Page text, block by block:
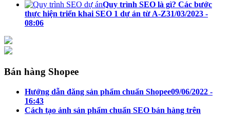
Quy trình SEO là gì? Các bước
thực hiện triển khai SEO 1 dự án từ A-Z31/03/2023 -
08:06
Bán hàng Shopee
Hướng dẫn đăng sản phẩm chuẩn Shopee09/06/2022 -
16:43
Cách tạo ảnh sản phẩm chuẩn SEO bán hàng trên